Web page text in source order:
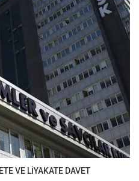
VE LİYAKATE DAVET